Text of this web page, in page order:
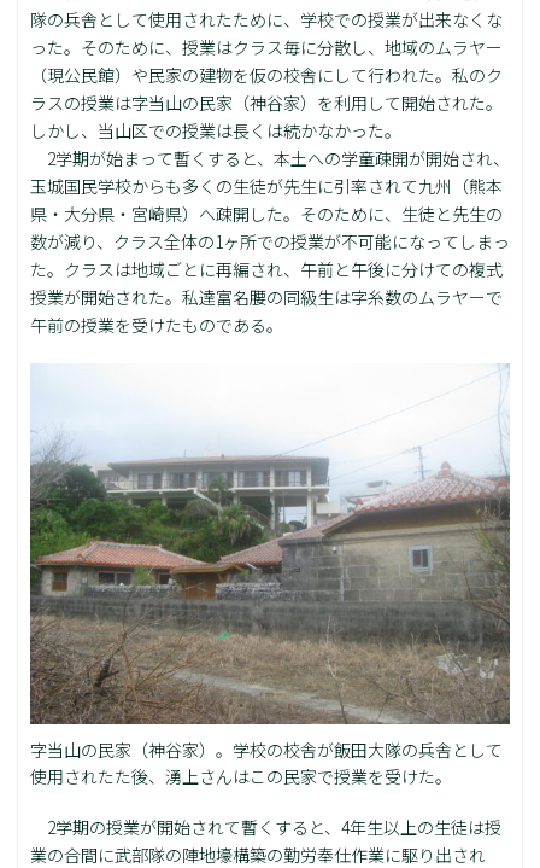
隊の兵舎として使用されたために、学校での授業が出来なくな
った。そのために、授業はクラス毎に分散し、地域のムラヤー
（現公民館）や民家の建物を仮の校舎にして行われた。私のク
ラスの授業は字当山の民家（神谷家）を利用して開始された。
しかし、当山区での授業は長くは続かなかった。
2学期が始まって暫くすると、本土への学童疎開が開始され、
玉城国民学校からも多くの生徒が先生に引率されて九州（熊本
県・大分県・宮崎県）へ疎開した。そのために、生徒と先生の
数が減り、クラス全体の1ヶ所での授業が不可能になってしまっ
た。クラスは地域ごとに再編され、午前と午後に分けての複式
授業が開始された。私達富名腰の同級生は字糸数のムラヤーで
午前の授業を受けたものである。
字当山の民家（神谷家）。学校の校舎が飯田大隊の兵舎として
使用されたた後、湧上さんはこの民家で授業を受けた。
2学期の授業が開始されて暫くすると、4年生以上の生徒は授
業の合間に武部隊の陣地壕構築の勤労奉仕作業に駆り出され